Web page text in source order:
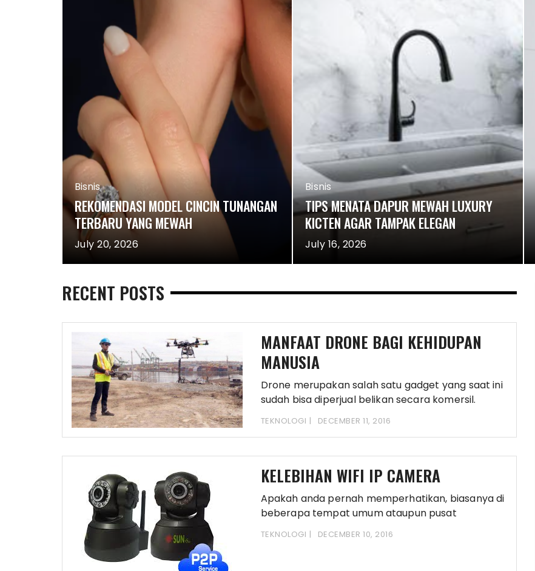
Bisnis
REKOMENDASI MODEL CINCIN TUNANGAN
TERBARU YANG MEWAH
July 20, 2026
Bisnis
TIPS MENATA DAPUR MEWAH LUXURY
KICTEN AGAR TAMPAK ELEGAN
July 16, 2026
RECENT POSTS
MANFAAT DRONE BAGI KEHIDUPAN
MANUSIA
Drone merupakan salah satu gadget yang saat ini
sudah bisa diperjual belikan secara komersil.
TEKNOLOGI DECEMBER 11, 2016
KELEBIHAN WIFI IP CAMERA
Apakah anda pernah memperhatikan, biasanya di
beberapa tempat umum ataupun pusat
perbelanjaan anda kerap melihat
TEKNOLOGI DECEMBER 10, 2016